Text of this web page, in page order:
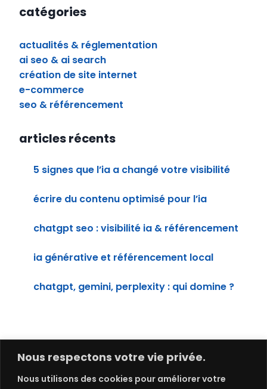
Nous respectons votre vie privée.
Nous utilisons des cookies pour améliorer votre
catégories
actualités & réglementation
ai seo & ai search
création de site internet
e-commerce
seo & référencement
articles récents
5 signes que l’ia a changé votre visibilité
écrire du contenu optimisé pour l’ia
chatgpt seo : visibilité ia & référencement
ia générative et référencement local
chatgpt, gemini, perplexity : qui domine ?